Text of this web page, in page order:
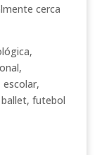
cerca
futebol